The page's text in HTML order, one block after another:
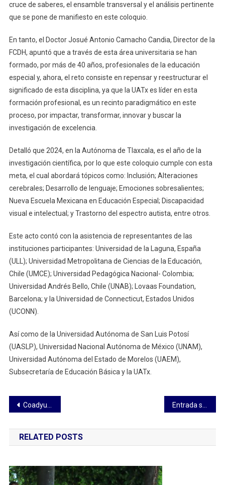
cruce de saberes, el ensamble transversal y el análisis pertinente
que se pone de manifiesto en este coloquio.
En tanto, el Doctor Josué Antonio Camacho Candia, Director de la
FCDH, apuntó que a través de esta área universitaria se han
formado, por más de 40 años, profesionales de la educación
especial y, ahora, el reto consiste en repensar y reestructurar el
significado de esta disciplina, ya que la UATx es líder en esta
formación profesional, es un recinto paradigmático en este
proceso, por impactar, transformar, innovar y buscar la
investigación de excelencia.
Detalló que 2024, en la Autónoma de Tlaxcala, es el año de la
investigación científica, por lo que este coloquio cumple con esta
meta, el cual abordará tópicos como: Inclusión; Alteraciones
cerebrales; Desarrollo de lenguaje; Emociones sobresalientes;
Nueva Escuela Mexicana en Educación Especial; Discapacidad
visual e intelectual; y Trastorno del espectro autista, entre otros.
Este acto contó con la asistencia de representantes de las
instituciones participantes: Universidad de la Laguna, España
(ULL); Universidad Metropolitana de Ciencias de la Educación,
Chile (UMCE); Universidad Pedagógica Nacional- Colombia;
Universidad Andrés Bello, Chile (UNAB); Lovaas Foundation,
Barcelona; y la Universidad de Connecticut, Estados Unidos
(UCONN).
Así como de la Universidad Autónoma de San Luis Potosí
(UASLP), Universidad Nacional Autónoma de México (UNAM),
Universidad Autónoma del Estado de Morelos (UAEM),
Subsecretaría de Educación Básica y la UATx.
Navegación
de
entradas
Coadyuva UATx a profesionalización de trabajadores del Poder Judicial Entrada siguiente
RELATED POSTS